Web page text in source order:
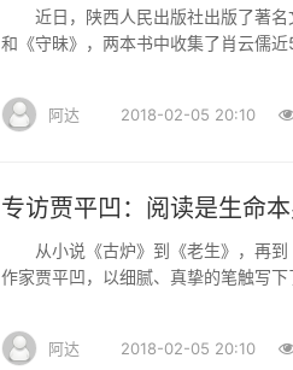
近日，陕西人民出版社出版了著名
和《守昧》，两本书中收集了肖云儒
儒表示：“在创作中思考，是一件幸福
的文化学者，当花甲之...
阿达 2018-02-05 20:10
专访贾平凹：阅读是生命
从小说《古炉》到《老生》，再到
作家贾平凹，以细腻、真挚的笔触写
法。在贾平凹看来，阅读与文学艺术
是一个投机的东西”。 上大学后搞
阿达 2018-02-05 20:10